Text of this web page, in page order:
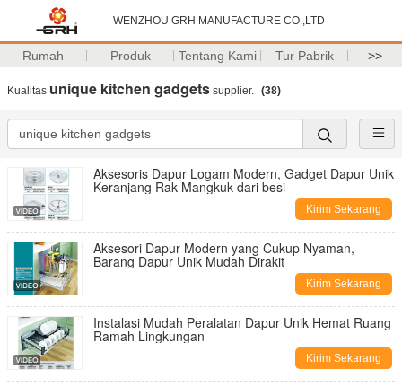
WENZHOU GRH MANUFACTURE CO.,LTD
Rumah Produk Tentang Kami Tur Pabrik >>
Kualitas unique kitchen gadgets supplier. (38)
Aksesoris Dapur Logam Modern, Gadget Dapur Unik
Keranjang Rak Mangkuk dari besi
Kirim Sekarang
Aksesori Dapur Modern yang Cukup Nyaman,
Barang Dapur Unik Mudah Dirakit
Kirim Sekarang
Instalasi Mudah Peralatan Dapur Unik Hemat Ruang
Ramah Lingkungan
Kirim Sekarang